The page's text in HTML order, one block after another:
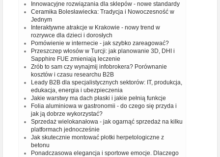
Innowacyjne rozwiązania dla sklepów - nowe standardy
Ceramika Bolesławiecka: Tradycja i Nowoczesność w
Jednym
Interaktywne atrakcje w Krakowie - nowy trend w
rozrywce dla dzieci i dorosłych
Pomówienie w internecie - jak szybko zareagować?
Przeszczep włosów w Turcji: jak planowanie 3D, DHI i
Sapphire FUE zmieniają leczenie
Zrób to sam czy wynajmij infobrokera? Porównanie
kosztów i czasu researchu B2B
Leady B2B dla specjalistycznych sektorów: IT, produkcja,
edukacja, energia i ubezpieczenia
Jakie warstwy ma dach płaski i jakie pełnią funkcje
Folia aluminiowa w gastronomii - do czego się przyda i
jak ją dobrze wykorzystać?
Sprzedaż wielokanałowa - jak ogarnąć sprzedaż na kilku
platformach jednocześnie
Jak skutecznie montować płotki herpetologiczne z
betonu
Ponadczasowa elegancja i sportowe emocje. Dlaczego